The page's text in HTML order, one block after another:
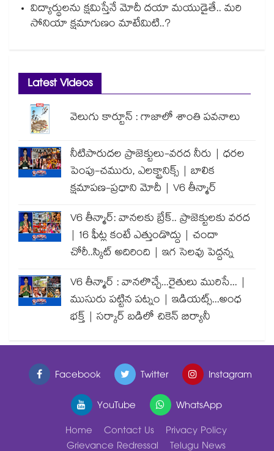
విద్యార్థులను క్షమిస్తేనే మోదీ దయా మయుడైతే.. మరి
సోనియా క్షమాగుణం మాటేమిటి..?
Latest Videos
వెలుగు కార్టూన్ : గాజాలో శాంతి పవనాలు
నీటిపారుదల ప్రాజెక్టులు-వరద నీరు | ధరల
పెంపు-చమురు, ఎలక్ట్రానిక్స్ | బాలిక
క్షమాపణ-ప్రధాని మోదీ | V6 తీన్మార్
V6 తీన్మార్: వానలకు బ్రేక్.. ప్రాజెక్టులకు వరద
| 16 ఫీట్ల కంటే ఎత్తుండొద్దు | చందా
చోరీ..స్కిట్ అదిరింది | ఇగ సెలవు పెద్దన్న
V6 తీన్మార్ : వానలొచ్చే...రైతులు మురిసే... |
ముసురు పట్టిన పట్నం | ఇడియట్స్...అంధ
భక్త్ | సర్కార్ బడిలో చికెన్ బిర్యానీ
Facebook Twitter
Instagram
YouTube
WhatsApp
Home
Contact Us
Privacy Policy
Grievance Redressal
Telugu News